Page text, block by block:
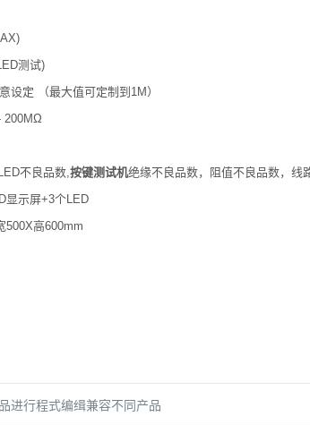
测试)
定 （最大值可定制到1M）
不良品数,按键测试机绝缘不良品数，阻值不良品数，线
示屏+3个LED
高600mm
进行程式编缉兼容不同产品